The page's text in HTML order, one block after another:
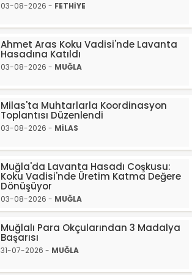
03-08-2026 - FETHİYE
Ahmet Aras Koku Vadisi'nde Lavanta
Hasadına Katıldı
03-08-2026 - MUĞLA
Milas'ta Muhtarlarla Koordinasyon
Toplantısı Düzenlendi
03-08-2026 - MİLAS
Muğla'da Lavanta Hasadı Coşkusu:
Koku Vadisi'nde Üretim Katma Değere
Dönüşüyor
03-08-2026 - MUĞLA
Muğlalı Para Okçularından 3 Madalya
Başarısı
31-07-2026 - MUĞLA